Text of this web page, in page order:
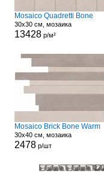
Mosaico Quadretti Bone
30x30 см, мозаика
13428р/м²
Mosaico Brick Bone Warm
30x40 см, мозаика
2478р/шт